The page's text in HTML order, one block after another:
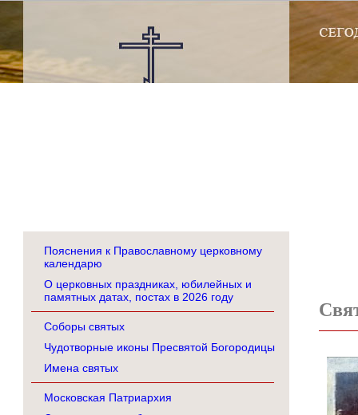
Пояснения к Православному церковному
календарю
О церковных праздниках, юбилейных и
памятных датах, постах в 2026 году
Соборы святых
Чудотворные иконы Пресвятой Богородицы
Имена святых
Московская Патриархия